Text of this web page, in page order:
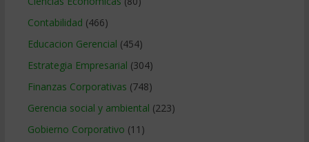
Contabilidad (466)
Educacion Gerencial (454)
Estrategia Empresarial (304)
Finanzas Corporativas (748)
Gerencia social y ambiental (223)
Gobierno Corporativo (11)